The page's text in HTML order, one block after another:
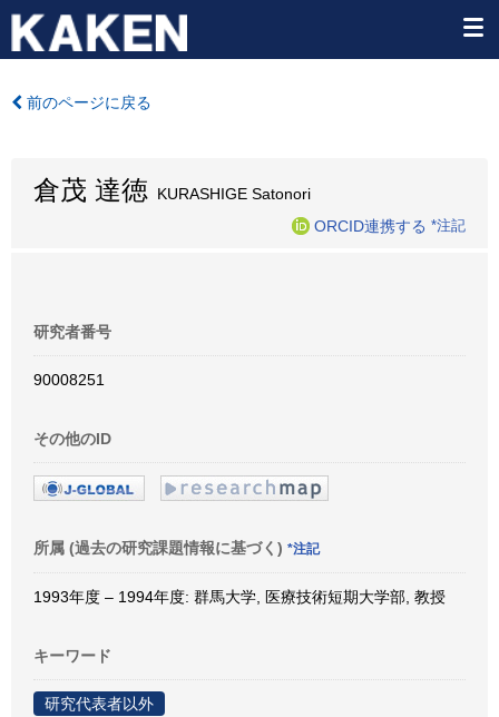
前のページに戻る
倉茂 達徳 KURASHIGE Satonori
ORCID連携する *注記
研究者番号
90008251
その他のID
所属 (過去の研究課題情報に基づく) *注記
1993年度 – 1994年度: 群馬大学, 医療技術短期大学部, 教授
キーワード
研究代表者以外